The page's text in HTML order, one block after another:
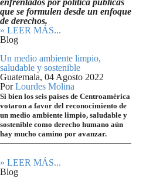
enfrentados por política públicas
que se formulen desde un enfoque
de derechos.
» LEER MÁS...
Blog
Un medio ambiente limpio,
saludable y sostenible
Guatemala, 04 Agosto 2022
PorLourdes Molina
Si bien los seis países de Centroamérica
votaron a favor del reconocimiento de
un medio ambiente limpio, saludable y
sostenible como derecho humano aún
hay mucho camino por avanzar.
» LEER MÁS...
Blog